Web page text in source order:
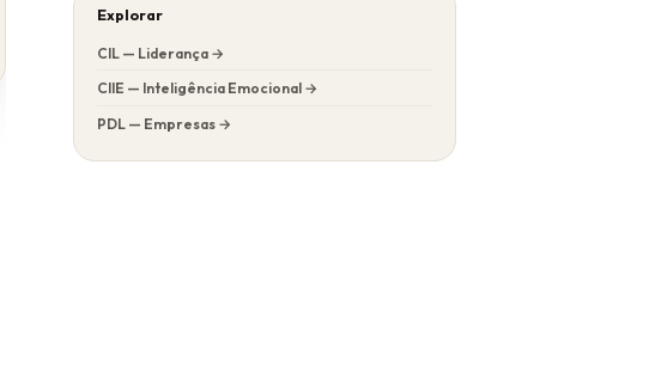
Explorar
CIL — Liderança →
CIIE — Inteligência Emocional →
PDL — Empresas →